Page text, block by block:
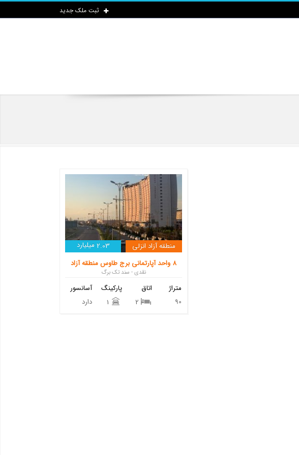
ثبت ملک جدید
2.03 میلیارد
منطقه آزاد انزلی
8 واحد آپارتمانی برج طاوس منطقه آزاد
نقدی - سند تک برگ
آسانسور
دارد
پارکینگ
اتاق
متراژ
90